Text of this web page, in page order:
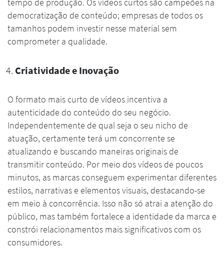
tempo de produção. Os vídeos curtos são campeões na
democratização de conteúdo; empresas de todos os
tamanhos podem investir nesse material sem
comprometer a qualidade.
Criatividade e Inovação
O formato mais curto de vídeos incentiva a
autenticidade do conteúdo do seu negócio.
Independentemente de qual seja o seu nicho de
atuação, certamente terá um concorrente se
atualizando e buscando maneiras originais de
transmitir conteúdo. Por meio dos vídeos de poucos
minutos, as marcas conseguem experimentar diferentes
estilos, narrativas e elementos visuais, destacando-se
em meio à concorrência. Isso não só atrai a atenção do
público, mas também fortalece a identidade da marca e
constrói relacionamentos mais significativos com os
consumidores.